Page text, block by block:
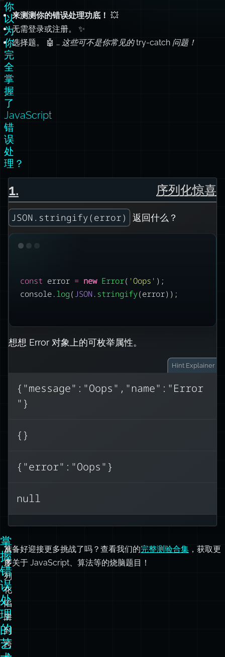
你
以
为
你
完
全
掌
握
了
JavaScript
错
误
处
理？
来测测你的错误处理功底！ 💥
无需登录或注册。 ✨
选择题。 🤖 … 这些可不是你常见的 try-catch 问题！
1. 序列化惊喜
JSON.stringify(error) 返回什么？
const error = new Error( 'Oops ' );
console.log(JSON.stringify(error));
想想 Error 对象上的可枚举属性。
Hint Explainer
{"message":"Oops","name":"Error
"}
{}
{"error":"Oops"}
null
Object.getOwnPropertyNames(error))
掌
握
错
误
处
理
的
艺
从
序
列
化
陷
阱
到
跨
准备好迎接更多挑战了吗？查看我们的完整测验合集 ，获取更
多关于 JavaScript、算法等的烧脑题目！